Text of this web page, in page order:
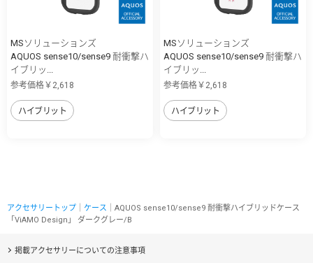
MSソリューションズ
AQUOS sense10/sense9 耐衝撃ハ
イブリッ...
参考価格￥2,618
ハイブリット
MSソリューションズ
AQUOS sense10/sense9 耐衝撃ハ
イブリッ...
参考価格￥2,618
ハイブリット
アクセサリートップ ケース ｜AQUOS sense10/sense9 耐衝撃ハイブリッドケース
「ViAMO Design」 ダークグレー/B
掲載アクセサリーについての注意事項